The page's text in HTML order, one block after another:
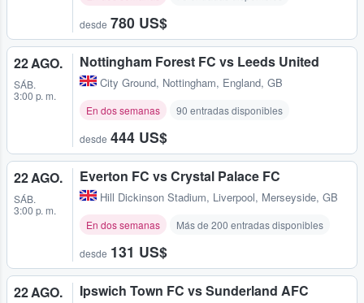
desde 780 US$
22 AGO.
SÁB.
3:00 p. m.
Nottingham Forest FC vs Leeds United
City Ground, Nottingham, England, GB
En dos semanas 90 entradas disponibles
desde 444 US$
22 AGO.
SÁB.
3:00 p. m.
Everton FC vs Crystal Palace FC
Hill Dickinson Stadium, Liverpool, Merseyside, GB
En dos semanas Más de 200 entradas disponibles
desde 131 US$
22 AGO. Ipswich Town FC vs Sunderland AFC